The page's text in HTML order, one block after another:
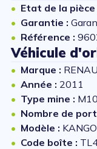
Etat de la pièce
Garantie :
Référence :
Véhicule
Marque :
Année : 2011
Type mine :
Nombre de
Modèle :
Code boîte :